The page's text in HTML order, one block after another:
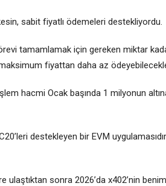
sabit fiyatlı ödemeleri destekliyordu.
tamamlamak için gereken miktar
fiyattan daha az
hacmi Ocak başında 1 milyonun
destekleyen bir EVM
sonra 2026’da x402’nin